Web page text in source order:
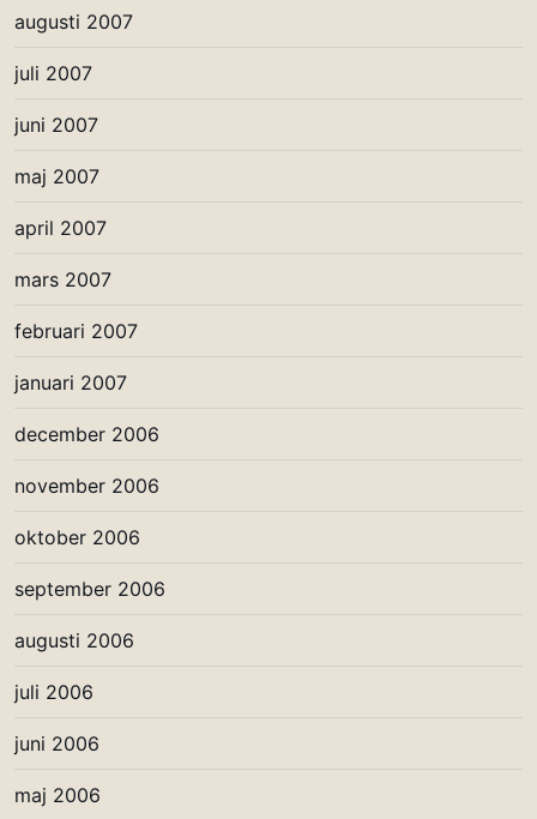
augusti 2007
juli 2007
juni 2007
maj 2007
april 2007
mars 2007
februari 2007
januari 2007
december 2006
november 2006
oktober 2006
september 2006
augusti 2006
juli 2006
juni 2006
maj 2006